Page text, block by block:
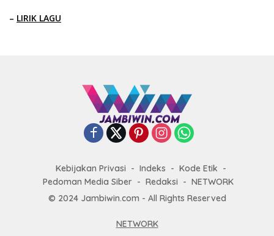
– LIRIK LAGU
Kebijakan Privasi Indeks
Kode Etik
Pedoman Media Siber
Redaksi
NETWORK
© 2024 Jambiwin.com - All Rights Reserved
NETWORK